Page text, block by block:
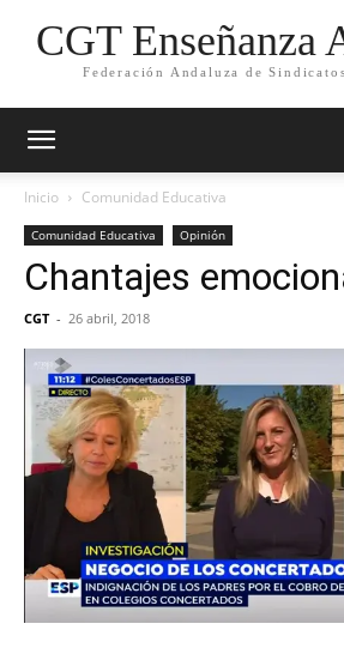
CGT Enseñanza
Federación Andaluza de
Inicio Comunidad Educativa
Comunidad Educativa Opinión
Chantajes
CGT - 26 abril, 2018